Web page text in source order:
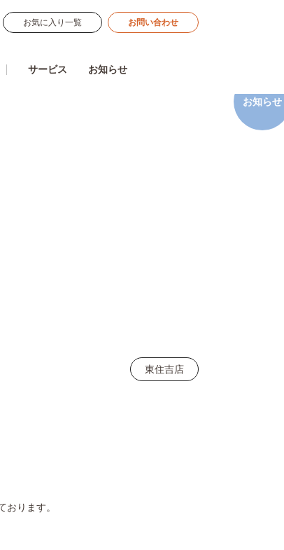
お気に入り一覧 お問い合わせ
サービス お知らせ
お知らせ
東住吉店
ります。